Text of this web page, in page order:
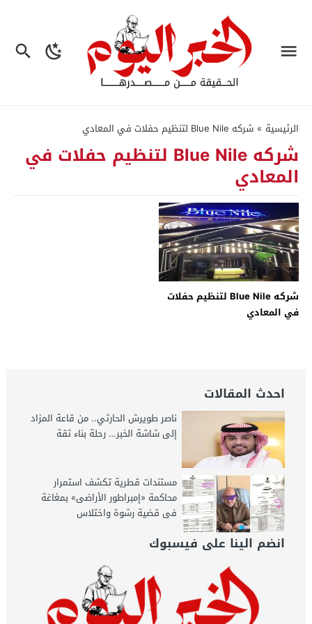
الرئيسية » شركه Blue Nile لتنظيم حفلات في المعادي
شركه Blue Nile لتنظيم حفلات في
المعادي
شركه Blue Nile لتنظيم حفلات
في المعادي
احدث المقالات
ناصر طويرش الحارثي.. من قاعة المزاد
إلى شاشة الخبر… رحلة بناء ثقة
مستندات قطرية تكشف استمرار
محاكمة «إمبراطور الأراضى» بمغاغة
فى قضية رشوة واختلاس
انضم الينا على فيسبوك